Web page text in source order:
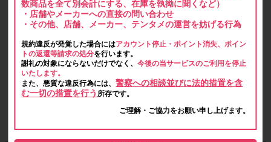
数商品を全て別会計にする、在庫を執拗に聞くなど）
・店舗やメーカーへの直接の問い合わせ
・その他、店舗、メーカー、テンタメの運営を妨げる行為
規約違反が発覚した場合にはアカウント停止・ポイント消失、ポイン
トの返還等請求の処分を行います。
謝礼の対象にならないだけでなく、今後の当サービスのご利用を停止
いたします。
また、悪質な違反行為には、警察への相談並びに法的措置を含
む一切の措置を行う 所存です。
ご理解・ご協力をお願い申し上げます。